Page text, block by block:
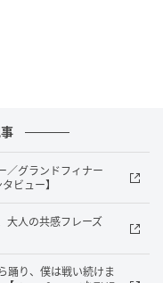
クを色で繋げてい
も、この入れ方も
ら、鼻を通って、
チークだから、視
／グランドフィナー
ビュー】
大人の共感フレーズ
踊り、僕は戦い続けま